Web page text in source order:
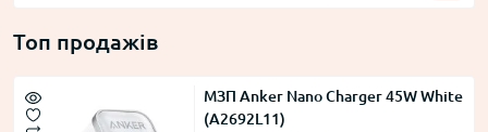
Топ продажів
МЗП Anker Nano Charger 45W White
(A2692L11)